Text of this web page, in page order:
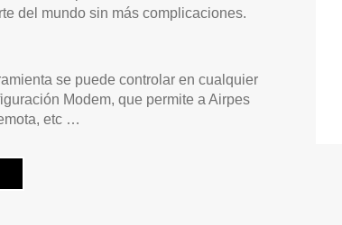
del mundo sin más complicaciones.
se puede controlar en cualquier
Modem, que permite a Airpes
etc …